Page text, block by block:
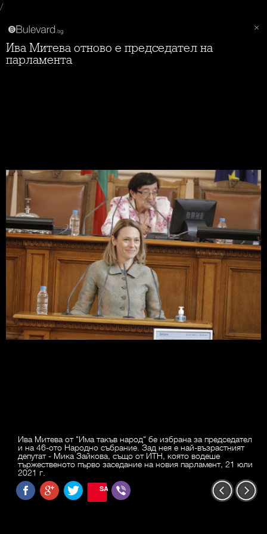
/
Ива Митева отново е председател на
парламента
Ива Митева от "Има такъв народ" бе избрана за председател
и на 46-ото Народно събрание. Зад нея е най-възрастният
депутат - Мика Зайкова, също от ИТН, която водеше
тържественото първо заседание на новия парламент, 21 юли
2021 г.
SAVE